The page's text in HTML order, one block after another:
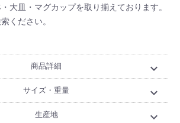
大皿・マグカップを取り揃えております。
ください。
商品詳細 expand_more
サイズ・重量 expand_more
生産地 expand_more